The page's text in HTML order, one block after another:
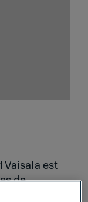
Vaisala est
de